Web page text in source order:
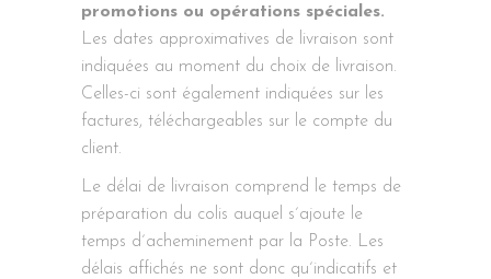
promotions ou opérations spéciales.
Les dates approximatives de livraison sont
indiquées au moment du choix de livraison.
Celles-ci sont également indiquées sur les
factures, téléchargeables sur le compte du
client.
Le délai de livraison comprend le temps de
préparation du colis auquel s´ajoute le
temps d´acheminement par la Poste. Les
délais affichés ne sont donc qu´indicatifs et